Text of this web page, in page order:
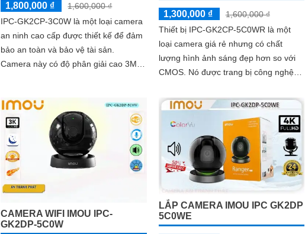
1,800,000 ₫
1,600,000 ₫
IPC-GK2CP-3C0W là một loại camera
an ninh cao cấp được thiết kế để đảm
bảo an toàn và bảo vệ tài sản.
Camera này có độ phân giải cao 3MP,
1,300,000 ₫
1,600,000 ₫
Thiết bị IPC-GK2CP-5C0WR là một
loại camera giá rẻ nhưng có chất
lượng hình ảnh sáng đẹp hơn so với
CMOS. Nó được trang bị công nghệ
10m trong điều kiện ánh sáng yếu
CAMERA WIFI IMOU IPC-
GK2DP-5C0W
LẮP CAMERA IMOU IPC GK2DP
5C0WE